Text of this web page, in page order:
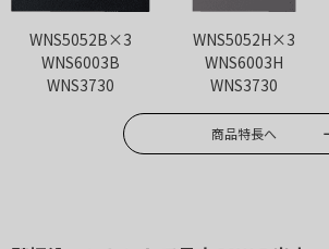
WNS5052B×3
WNS6003B
WNS3730
WNS5052H×3
WNS6003H
WNS3730
商品特長へ